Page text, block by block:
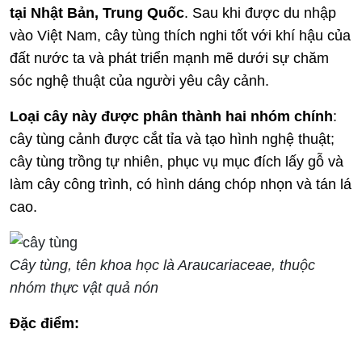
tại Nhật Bản, Trung Quốc. Sau khi được du nhập
vào Việt Nam, cây tùng thích nghi tốt với khí hậu của
đất nước ta và phát triển mạnh mẽ dưới sự chăm
sóc nghệ thuật của người yêu cây cảnh.
Loại cây này được phân thành hai nhóm chính:
cây tùng cảnh được cắt tỉa và tạo hình nghệ thuật;
cây tùng trồng tự nhiên, phục vụ mục đích lấy gỗ và
làm cây công trình, có hình dáng chóp nhọn và tán lá
cao.
Cây tùng, tên khoa học là Araucariaceae, thuộc
nhóm thực vật quả nón
Đặc điểm: